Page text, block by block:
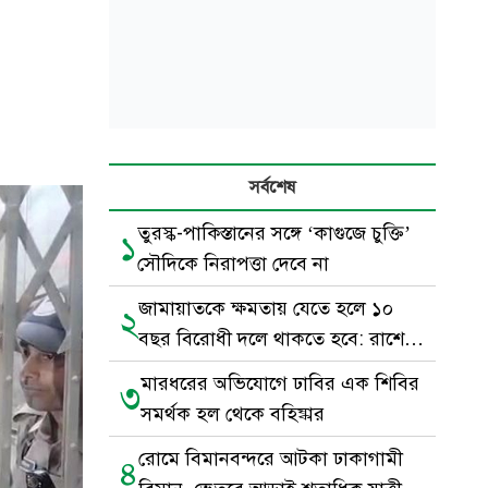
সর্বশেষ
১তুরস্ক-পাকিস্তানের সঙ্গে ‘কাগুজে চুক্তি’
সৌদিকে নিরাপত্তা দেবে না
২জামায়াতকে ক্ষমতায় যেতে হলে ১০
বছর বিরোধী দলে থাকতে হবে: রাশেদ
খাঁন
৩মারধরের অভিযোগে ঢাবির এক শিবির
সমর্থক হল থেকে বহিষ্কার
৪রোমে বিমানবন্দরে আটকা ঢাকাগামী